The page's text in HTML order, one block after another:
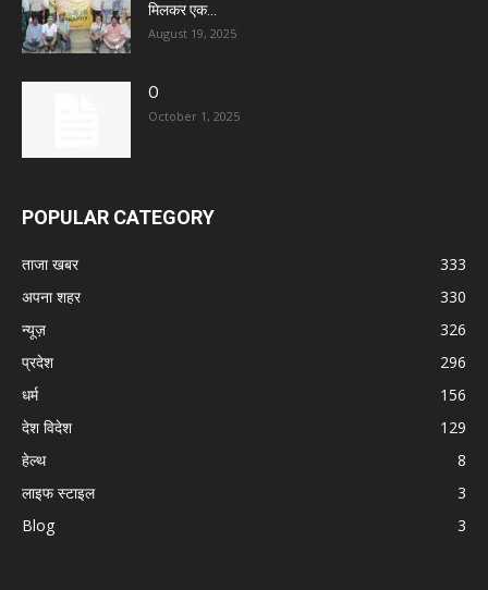
मिलकर एक...
August 19, 2025
O
October 1, 2025
POPULAR CATEGORY
ताजा खबर
333
अपना शहर
330
न्यूज़
326
प्रदेश
296
धर्म
156
देश विदेश
129
हेल्थ
8
लाइफ स्टाइल
3
Blog
3